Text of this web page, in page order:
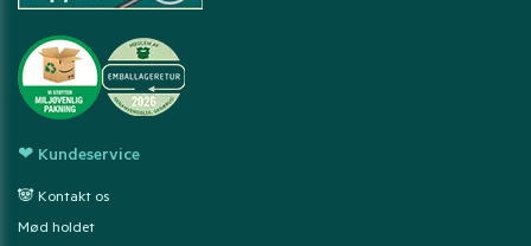
❤ Kundeservice
🐼 Kontakt os
Mød holdet